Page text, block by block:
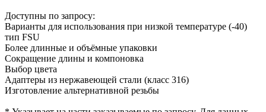
Доступны по запросу:
Варианты для использования при низкой температуре (-40)
тип FSU
Более длинные и объёмные упаковки
Сокращение длины и компоновка
Выбор цвета
Адаптеры из нержавеющей стали (класс 316)
Изготовление альтернативной резьбы